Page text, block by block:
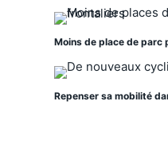
Moins de place de parc
Repenser sa mobilité